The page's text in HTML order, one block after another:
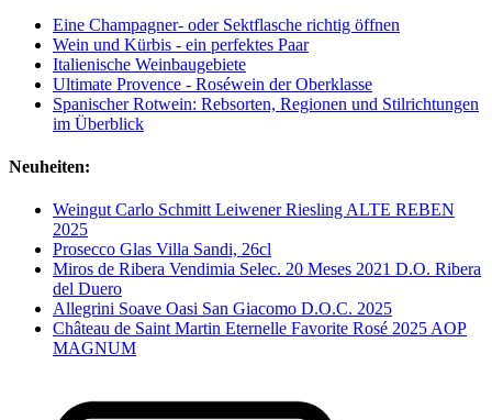
Eine Champagner- oder Sektflasche richtig öffnen
Wein und Kürbis - ein perfektes Paar
Italienische Weinbaugebiete
Ultimate Provence - Roséwein der Oberklasse
Spanischer Rotwein: Rebsorten, Regionen und Stilrichtungen
im Überblick
Neuheiten:
Weingut Carlo Schmitt Leiwener Riesling ALTE REBEN
2025
Prosecco Glas Villa Sandi, 26cl
Miros de Ribera Vendimia Selec. 20 Meses 2021 D.O. Ribera
del Duero
Allegrini Soave Oasi San Giacomo D.O.C. 2025
Château de Saint Martin Eternelle Favorite Rosé 2025 AOP
MAGNUM